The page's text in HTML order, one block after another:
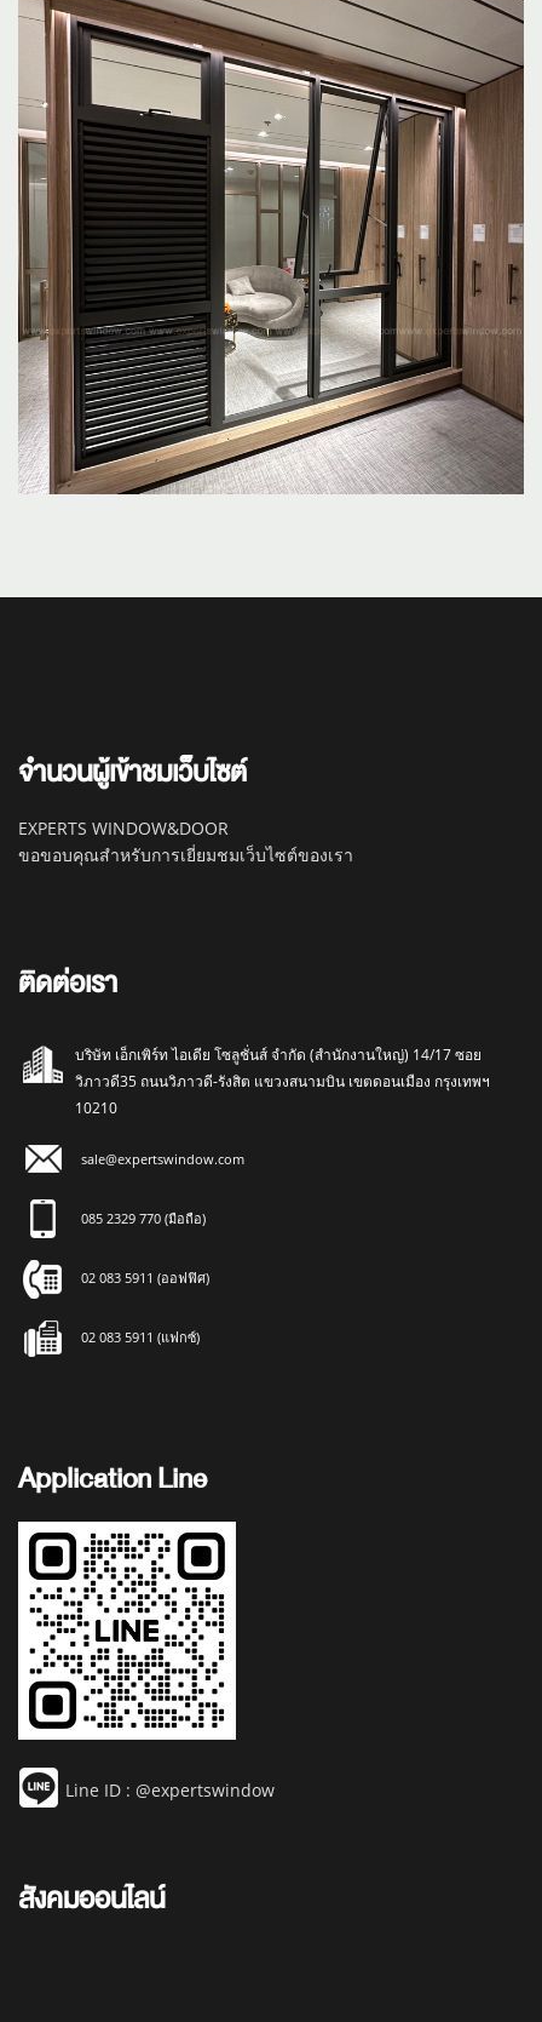
จำนวนผู้เข้าชมเว็บไซต์
EXPERTS WINDOW&DOOR
ขอขอบคุณสำหรับการเยี่ยมชมเว็บไซต์ของเรา
ติดต่อเรา
บริษัท เอ็กเพิร์ท ไอเดีย โซลูชั่นส์ จำกัด (สำนักงานใหญ่) 14/17 ซอย
วิภาวดี35 ถนนวิภาวดี-รังสิต แขวงสนามบิน เขตดอนเมือง กรุงเทพฯ
10210
sale@expertswindow.com
085 2329 770 (มือถือ)
02 083 5911 (ออฟฟิศ)
02 083 5911 (แฟกซ์)
Application Line
Line ID : @expertswindow
สังคมออนไลน์